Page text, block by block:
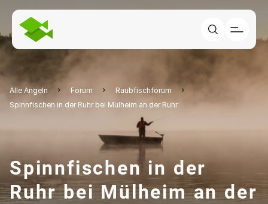
Alle Angeln Forum
Raubfischforum
Spinnfischen in der Ruhr bei Mülheim an der Ruhr
Spinnfischen in der
Ruhr bei Mülheim an der